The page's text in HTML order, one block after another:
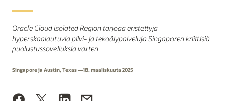
Oracle Cloud Isolated Region tarjoaa eristettyjä
hyperskaalautuvia pilvi- ja tekoälypalveluja Singaporen kriittisiä
puolustussovelluksia varten
Singapore ja Austin, Texas —18. maaliskuuta 2025